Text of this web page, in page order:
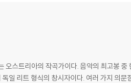
하실 경우 미개봉 상태로 문의 부탁드립니다.
트리아의 작곡가이다. 음악의 최고봉 중
일 리트 형식의 창시자이다. 여러 가지 의문